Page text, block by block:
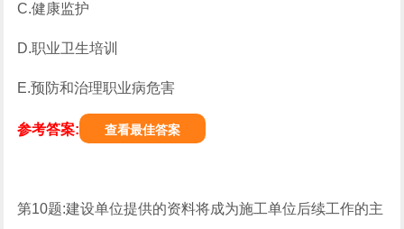
C.健康监护
D.职业卫生培训
E.预防和治理职业病危害
参考答案: 查看最佳答案
第10题:建设单位提供的资料将成为施工单位后续工作的主